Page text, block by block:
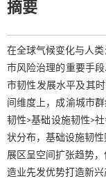
摘要
在全球气候变化与人
市风险治理的重要手
市韧性发展水平及其
间维度上，成渝城市
韧性>基础设施韧性>
状分布，基础设施韧
展区呈空间扩张趋势
造业先发优势打造新